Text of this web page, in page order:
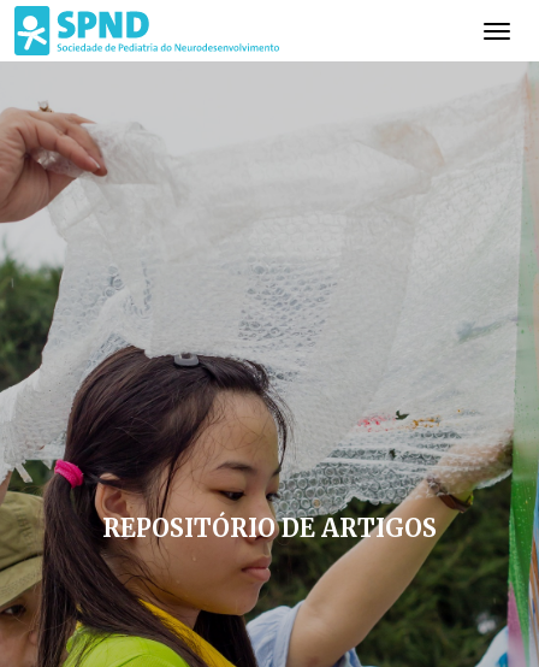
REPOSITÓRIO DE ARTIGOS